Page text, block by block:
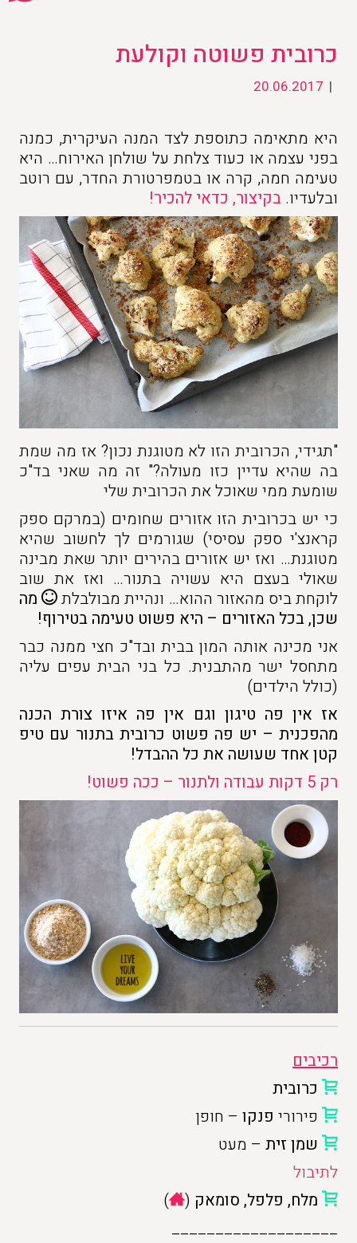
כרובית פשוטה וקולעת
|
20.06.2017
היא מתאימה כתוספת לצד המנה העיקרית, כמנה
בפני עצמה או כעוד צלחת על שולחן האירוח… היא
טעימה חמה, קרה או בטמפרטורת החדר, עם רוטב
ובלעדיו. בקיצור, כדאי להכיר!
"תגידי, הכרובית הזו לא מטוגנת נכון? אז מה שמת
בה שהיא עדיין כזו מעולה?" זה מה שאני בד"כ
שומעת ממי שאוכל את הכרובית שלי
כי יש בכרובית הזו אזורים שחומים (במרקם ספק
קראנצ'י ספק עסיסי) שגורמים לך לחשוב שהיא
מטוגנת… ואז יש אזורים בהירים יותר שאת מבינה
שאולי בעצם היא עשויה בתנור… ואז את שוב
לוקחת ביס מהאזור ההוא… ונהיית מבולבלת
מה
שכן, בכל האזורים – היא פשוט טעימה בטירוף!
אני מכינה אותה המון בבית ובד"כ חצי ממנה כבר
מתחסל ישר מהתבנית. כל בני הבית עפים עליה
(כולל הילדים)
אז אין פה טיגון וגם אין פה איזו צורת הכנה
מהפכנית – יש פה פשוט כרובית בתנור עם טיפ
קטן אחד שעושה את כל ההבדל!
רק 5 דקות עבודה ולתנור –
ככה פשוט!
רכיבים
כרובית
פירורי פנקו – חופן
שמן זית – מעט
לתיבול
מלח, פלפל, סומאק (
)
___________________